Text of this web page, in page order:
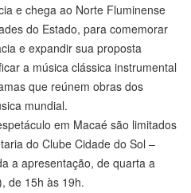
e chega ao Norte Fluminense
do Estado, para comemorar
e expandir sua proposta
a música clássica instrumental
que reúnem obras dos
mundial.
em Macaé são limitados
do Clube Cidade do Sol –
a apresentação, de quarta a
de 15h às 19h.